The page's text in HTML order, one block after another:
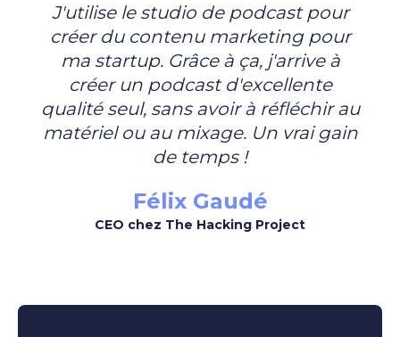
J'utilise le studio de podcast pour
créer du contenu marketing pour
ma startup. Grâce à ça, j'arrive à
créer un podcast d'excellente
qualité seul, sans avoir à réfléchir au
matériel ou au mixage. Un vrai gain
de temps !
Félix Gaudé
CEO chez The Hacking Project